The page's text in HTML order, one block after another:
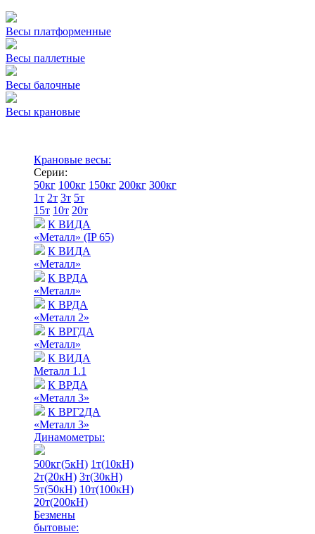
Весы платформенные
Весы паллетные
Весы балочные
Весы крановые
Крановые весы:
Серии:
50кг 100кг 150кг 200кг 300кг
1т 2т 3т 5т
15т 10т 20т
К ВИДА
«Металл» (IP 65)
К ВИДА
«Металл»
К ВРДА
«Металл»
К ВРДА
«Металл 2»
К ВРГДА
«Металл»
К ВИДА
Металл 1.1
К ВРДА
«Металл 3»
К ВРГ2ДА
«Металл 3»
Динамометры:
500кг(5кН) 1т(10кН)
2т(20кН) 3т(30кН)
5т(50кН) 10т(100кН)
20т(200кН)
Безмены
бытовые: